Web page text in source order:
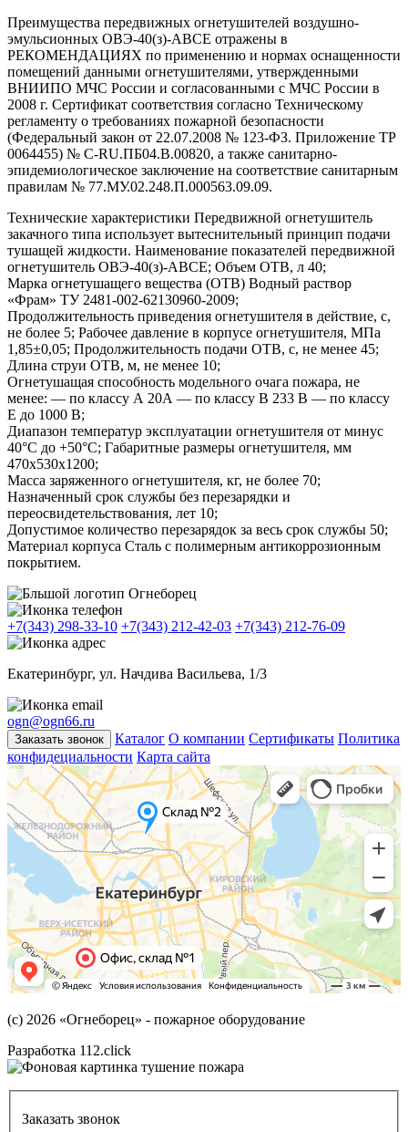
Преимущества передвижных огнетушителей воздушно-
эмульсионных ОВЭ-40(з)-АВСЕ отражены в
РЕКОМЕНДАЦИЯХ по применению и нормах оснащенности
помещений данными огнетушителями, утвержденными
ВНИИПО МЧС России и согласованными с МЧС России в
2008 г. Сертификат соответствия согласно Техническому
регламенту о требованиях пожарной безопасности
(Федеральный закон от 22.07.2008 № 123-ФЗ. Приложение ТР
0064455) № С-RU.ПБ04.В.00820, а также санитарно-
эпидемиологическое заключение на соответствие санитарным
правилам № 77.МУ.02.248.П.000563.09.09.
Технические характеристики Передвижной огнетушитель
закачного типа использует вытеснительный принцип подачи
тушащей жидкости. Наименование показателей передвижной
огнетушитель ОВЭ-40(з)-АВСЕ; Объем ОТВ, л 40;
Марка огнетушащего вещества (ОТВ) Водный раствор
«Фрам» ТУ 2481-002-62130960-2009;
Продолжительность приведения огнетушителя в действие, с,
не более 5; Рабочее давление в корпусе огнетушителя, МПа
1,85±0,05; Продолжительность подачи ОТВ, с, не менее 45;
Длина струи ОТВ, м, не менее 10;
Огнетушащая способность модельного очага пожара, не
менее: — по классу А 20А — по классу В 233 В — по классу
Е до 1000 В;
Диапазон температур эксплуатации огнетушителя от минус
40°С до +50°С; Габаритные размеры огнетушителя, мм
470х530х1200;
Масса заряженного огнетушителя, кг, не более 70;
Назначенный срок службы без перезарядки и
переосвидетельствования, лет 10;
Допустимое количество перезарядок за весь срок службы 50;
Материал корпуса Сталь с полимерным антикоррозионным
покрытием.
+7(343) 298-33-10 +7(343) 212-42-03 +7(343) 212-76-09
Екатеринбург, ул. Начдива Васильева, 1/3
ogn@ogn66.ru
Заказать звонок Каталог О компании Сертификаты Политика
конфидециальности Карта сайта
(с) 2026 «Огнеборец» - пожарное оборудование
Разработка 112.click
Заказать звонок